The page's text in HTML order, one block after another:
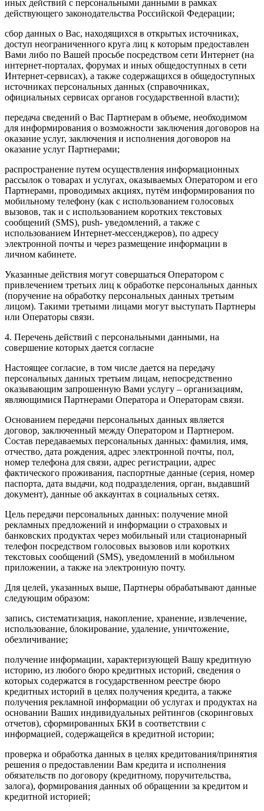
иных действий с персональными данными в рамках
действующего законодательства Российской Федерации;
сбор данных о Вас, находящихся в открытых источниках,
доступ неограниченного круга лиц к которым предоставлен
Вами либо по Вашей просьбе посредством сети Интернет (на
интернет-порталах, форумах и иных общедоступных в сети
Интернет-сервисах), а также содержащихся в общедоступных
источниках персональных данных (справочниках,
официальных сервисах органов государственной власти);
передача сведений о Вас Партнерам в объеме, необходимом
для информирования о возможности заключения договоров на
оказание услуг, заключения и исполнения договоров на
оказание услуг Партнерами;
распространение путем осуществления информационных
рассылок о товарах и услугах, оказываемых Оператором и его
Партнерами, проводимых акциях, путём информирования по
мобильному телефону (как с использованием голосовых
вызовов, так и с использованием коротких текстовых
сообщений (SMS), push- уведомлений, а также с
использованием Интернет-мессенджеров), по адресу
электронной почты и через размещение информации в
личном кабинете.
Указанные действия могут совершаться Оператором с
привлечением третьих лиц к обработке персональных данных
(поручение на обработку персональных данных третьим
лицом). Такими третьими лицами могут выступать Партнеры
или Операторы связи.
4. Перечень действий с персональными данными, на
совершение которых дается согласие
Настоящее согласие, в том числе дается на передачу
персональных данных третьим лицам, непосредственно
оказывающим запрошенную Вами услугу – организациям,
являющимися Партнерами Оператора и Операторам связи.
Основанием передачи персональных данных является
договор, заключенный между Оператором и Партнером.
Состав передаваемых персональных данных: фамилия, имя,
отчество, дата рождения, адрес электронной почты, пол,
номер телефона для связи, адрес регистрации, адрес
фактического проживания, паспортные данные (серия, номер
паспорта, дата выдачи, код подразделения, орган, выдавший
документ), данные об аккаунтах в социальных сетях.
Цель передачи персональных данных: получение мной
рекламных предложений и информации о страховых и
банковских продуктах через мобильный или стационарный
телефон посредством голосовых вызовов или коротких
текстовых сообщений (SMS), уведомлений в мобильном
приложении, а также на электронную почту.
Для целей, указанных выше, Партнеры обрабатывают данные
следующим образом:
запись, систематизация, накопление, хранение, извлечение,
использование, блокирование, удаление, уничтожение,
обезличивание;
получение информации, характеризующей Вашу кредитную
историю, из любого бюро кредитных историй, сведения о
которых содержатся в государственном реестре бюро
кредитных историй в целях получения кредита, а также
получения рекламной информации об услугах и продуктах на
основании Ваших индивидуальных рейтингов (скоринговых
отчетов), сформированных БКИ в соответствии с
информацией, содержащейся в кредитной истории;
проверка и обработка данных в целях кредитования/принятия
решения о предоставлении Вам кредита и исполнения
обязательств по договору (кредитному, поручительства,
залога), формирования данных об обращении за кредитом и
кредитной историей;